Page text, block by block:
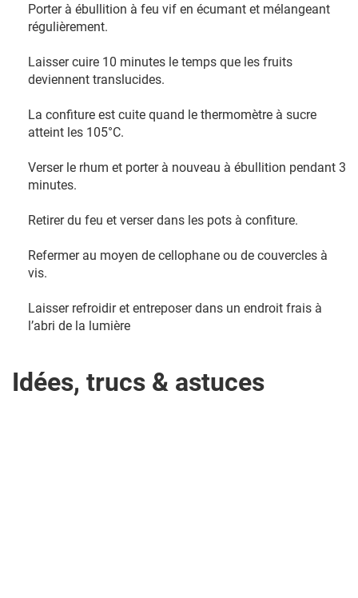
Porter à ébullition à feu vif en écumant et mélangeant
régulièrement.
Laisser cuire 10 minutes le temps que les fruits
deviennent translucides.
La confiture est cuite quand le thermomètre à sucre
atteint les 105°C.
Verser le rhum et porter à nouveau à ébullition pendant 3
minutes.
Retirer du feu et verser dans les pots à confiture.
Refermer au moyen de cellophane ou de couvercles à
vis.
Laisser refroidir et entreposer dans un endroit frais à
l’abri de la lumière
Idées, trucs & astuces